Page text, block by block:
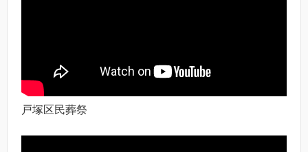
戸塚区民葬祭